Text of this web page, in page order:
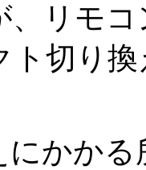
、リモ
ト切り
かか